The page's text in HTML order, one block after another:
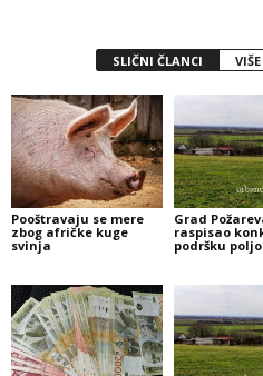
SLIČNI ČLANCI
Pooštravaju se mere
zbog afričke kuge
svinja
Grad
raspisao
podršku